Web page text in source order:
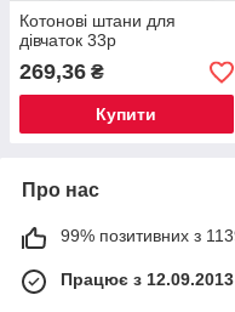
Котонові штани для
дівчаток 33р
269,36 ₴
Купити
Про нас
99% позитивних з
Працює з 12.09.2013